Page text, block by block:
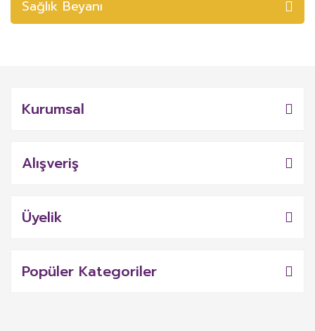
Sağlık Beyanı
Kurumsal
Alışveriş
Üyelik
Popüler Kategoriler